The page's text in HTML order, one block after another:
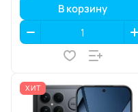
В корзину
ХИТ